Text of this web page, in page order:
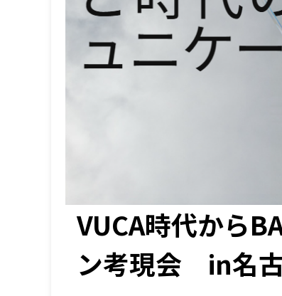
VUCA時代から
ン考現会 in名